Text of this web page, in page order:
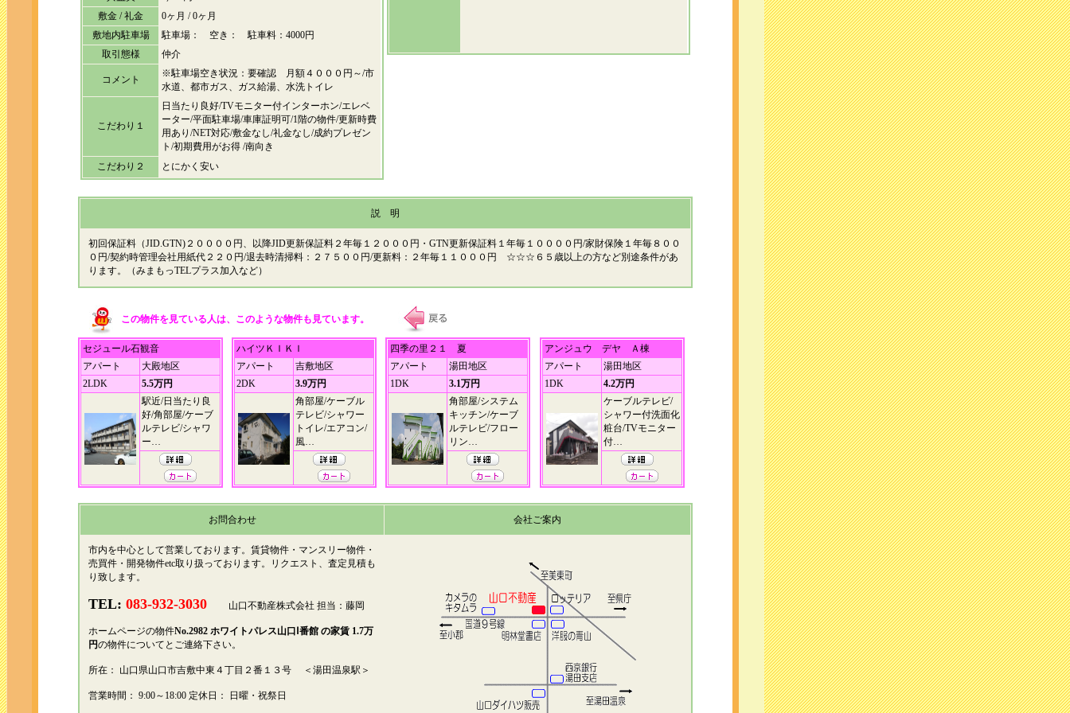
敷金 / 礼金
0ヶ月 / 0ヶ月
敷地内駐車場
駐車場： 空き： 駐車料：4000円
取引態様
仲介
コメント
※駐車場空き状況：要確認 月額４０００円～/市
水道、都市ガス、ガス給湯、水洗トイレ
こだわり１
日当たり良好/TVモニター付インターホン/エレベ
ーター/平面駐車場/車庫証明可/1階の物件/更新時費
用あり/NET対応/敷金なし/礼金なし/成約プレゼン
ト/初期費用がお得 /南向き
こだわり２
とにかく安い
説 明
初回保証料（JID.GTN)２００００円、以降JID更新保証料２年毎１２０００円・GTN更新保証料１年毎１００００円/家財保険１年毎８００
０円/契約時管理会社用紙代２２０円/退去時清掃料：２７５００円/更新料：２年毎１１０００円 ☆☆☆６５歳以上の方など別途条件があ
ります。（みまもっTELプラス加入など）
この物件を見ている人は、このような物件も見ています。
セジュール石観音
アパート
大殿地区
2LDK
5.5万円
駅近/日当たり良
好/角部屋/ケーブ
ルテレビ/シャワ
ー…
ハイツＫＩＫＩ
アパート
吉敷地区
2DK
3.9万円
角部屋/ケーブル
テレビ/シャワー
トイレ/エアコン/
風…
四季の里２１ 夏
アパート
湯田地区
1DK
3.1万円
角部屋/システム
キッチン/ケーブ
ルテレビ/フロー
リン…
アンジュウ デヤ Ａ棟
アパート
湯田地区
1DK
4.2万円
ケーブルテレビ/
シャワー付洗面化
粧台/TVモニター
付…
お問合わせ 会社ご案内
市内を中心として営業しております。賃貸物件・マンスリー物件・
売買件・開発物件etc取り扱っております。リクエスト、査定見積も
り致します。
TEL: 083-932-3030 山口不動産株式会社 担当：藤岡
ホームページの物件No.2982 ホワイトパレス山口Ⅰ番館 の家賃 1.7万
円の物件についてとご連絡下さい。
所在： 山口県山口市吉敷中東４丁目２番１３号 ＜湯田温泉駅＞
営業時間： 9:00～18:00 定休日： 日曜・祝祭日